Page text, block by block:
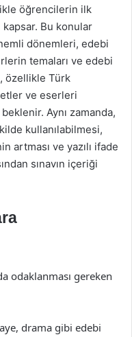
öğrencilerin ilk
Bu konular
dönemleri, edebi
temaları ve edebi
özellikle Türk
ve eserleri
Aynı zamanda,
kullanılabilmesi,
artması ve yazılı ifade
sınavın içeriği
odaklanması gereken
drama gibi edebi